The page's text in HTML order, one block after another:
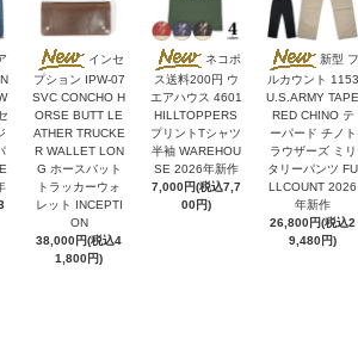
インセ
プション IPW-07
SVC CONCHO H
ORSE BUTT LE
ATHER TRUCKE
R WALLET LON
G ホースバット
トラッカーウォ
レット INCEPTI
ON
38,000円(税込4
1,800円)
ネコポ
ス送料200円 ウ
エアハウス 4601
HILLTOPPERS
プリントTシャツ
半袖 WAREHOU
SE 2026年新作
7,000円(税込7,7
00円)
新型 フ
ルカウント 1153
U.S.ARMY TAPE
RED CHINO テ
ーパード チノト
ラウザーズ ミリ
タリーパンツ FU
LLCOUNT 2026
年新作
26,800円(税込2
9,480円)